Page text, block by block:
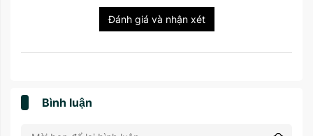
Đánh giá và nhận xét
Bình luận